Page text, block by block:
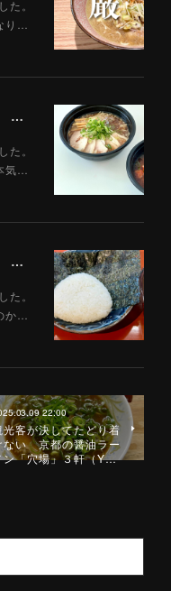
た。
り…
市営プールで本気の「食フェス」 プールサイドで味わえる「ご当地麺」の実力は？（Yahoo!ニュース）7/28
た。
気…
「数百万円の売上は諦めました」 全東信破産で飲食店はどうなったのか？ 被害を受けた飲食店店主に聞いた（Yahoo!ニュース）7/17
た。
か…
22:00
光客が決してたどり着
ない 京都の醤油ラー
ン「穴場」３軒（Y…